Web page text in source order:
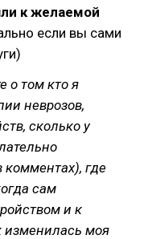
к желаемой
если вы сами
о том кто я
неврозов,
сколько у
где
сам
и к
изменилась моя